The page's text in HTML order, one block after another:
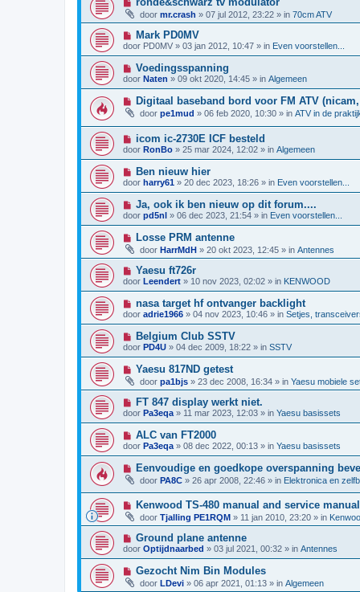
i
c
h
w
b
e
i
c
h
e
u
w
b
e
i
c
h
door mr.crash » 07 jul 2012, 23:22 » in 70cm ATV
N
i
e
u
w
b
e
i
c
h
Mark PD0MV
door PD0MV » 03 jan 2012, 10:47 » in Even voorstellen...
N
i
e
u
w
b
c
h
Voedingsspanning
door Naten » 09 okt 2020, 14:45 » in Algemeen
N
e
u
w
b
c
h
Digitaal baseband bord voor FM ATV
door pe1mud » 06 feb 2020, 10:30 » in ATV in de
N
i
e
u
w
b
e
i
c
h
icom ic-2730E ICF besteld
door RonBo » 25 mar 2024, 12:02 » in Algemeen
N
i
e
w
b
e
i
c
h
Ben nieuw hier
door harry61 » 20 dec 2023, 18:26 » in Even voorstellen...
N
i
e
u
w
b
e
i
c
Ja, ook ik ben nieuw op dit forum....
door pd5nl » 06 dec 2023, 21:54 » in Even voorstellen...
N
e
u
w
b
e
i
c
h
Losse PRM antenne
door HarrMdH » 20 okt 2023, 12:45 » in Antennes
N
i
e
w
b
e
i
c
h
Yaesu ft726r
door Leendert » 10 nov 2023, 02:02 » in KENWOOD
N
i
e
u
w
b
e
i
c
h
nasa target hf ontvanger backlight
door adrie1966 » 04 nov 2023, 10:46 » in Setjes,
N
i
e
u
w
b
e
i
c
Belgium Club SSTV
door PD4U » 04 dec 2009, 18:22 » in SSTV
N
e
u
w
b
e
i
c
h
Yaesu 817ND getest
door pa1bjs » 23 dec 2008, 16:34 » in Yaesu mobiele
N
i
e
w
b
e
i
c
h
FT 847 display werkt niet.
door Pa3eqa » 11 mar 2023, 12:03 » in Yaesu basissets
N
i
e
u
w
b
e
c
h
ALC van FT2000
door Pa3eqa » 08 dec 2022, 00:13 » in Yaesu basissets
N
e
u
w
b
e
c
h
Eenvoudige en goedkope overspanning
door PA8C » 26 apr 2008, 22:46 » in Elektronica en
N
e
w
b
e
i
c
Kenwood TS-480 manual and service manual
door Tjalling PE1RQM » 11 jan 2010, 23:20 » in
N
i
w
b
Ground plane antenne
door Optijdnaarbed » 03 jul 2021, 00:32 » in Antennes
N
e
Gezocht Nim Bin Modules
door LDevi » 06 apr 2021, 01:13 » in Algemeen